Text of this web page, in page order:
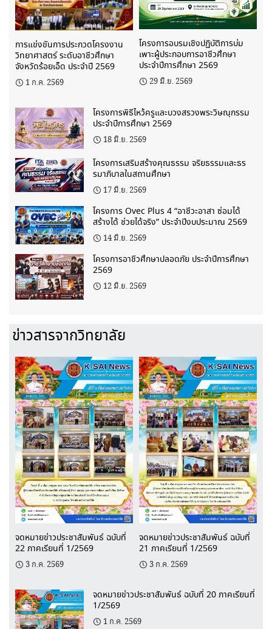
การแข่งขันการประกวดโครงงาน
วิทยาศาสตร์ ระดับอาชีวศึกษา
จังหวัดร้อยเอ็ด ประจำปี 2569
1 ก.ค. 2569
โครงการอบรมเชิงปฏิบัติการบ่ม
เพาะผู้ประกอบการอาชีวศึกษา
ประจำปีการศึกษา 2569
29 มิ.ย. 2569
โครงการพิธีไหว้ครูและบวงสรวงพระวิษณุกรรม
ประจำปีการศึกษา 2569
18 มิ.ย. 2569
โครงการเสริมสร้างคุณธรรม จริยธรรมและธร
รมาภิบาลในสถานศึกษา
17 มิ.ย. 2569
โครงการ Ovec Plus 4 “อาชีวะอาสา ซ่อมได้
สร้างได้ ช่วยได้จริง” ประจำปีงบประมาณ 2569
14 มิ.ย. 2569
โครงการอาชีวศึกษาปลอดภัย ประจำปีการศึกษา
2569
12 มิ.ย. 2569
ข่าวสารจากวิทยาลัย
จดหมายข่าวประชาสัมพันธ์ ฉบับที่
22 ภาคเรียนที่ 1/2569
3 ก.ค. 2569
จดหมายข่าวประชาสัมพันธ์ ฉบับที่
21 ภาคเรียนที่ 1/2569
3 ก.ค. 2569
จดหมายข่าวประชาสัมพันธ์ ฉบับที่ 20 ภาคเรียนที่
1/2569
1 ก.ค. 2569